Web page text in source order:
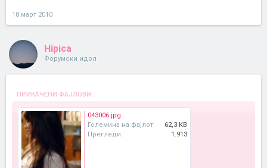
18 март 2010
Hipica
Форумски идол
ПРИКАЧЕНИ ФАЈЛОВИ:
043006.jpg
Големина на фајлот:
62,3 KB
Прегледи:
1.913